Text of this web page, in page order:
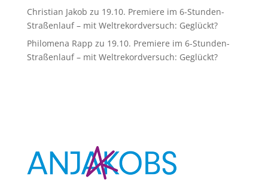
Christian Jakob zu 19.10. Premiere im 6-Stunden-
Straßenlauf – mit Weltrekordversuch: Geglückt?
Philomena Rapp zu 19.10. Premiere im 6-Stunden-
Straßenlauf – mit Weltrekordversuch: Geglückt?